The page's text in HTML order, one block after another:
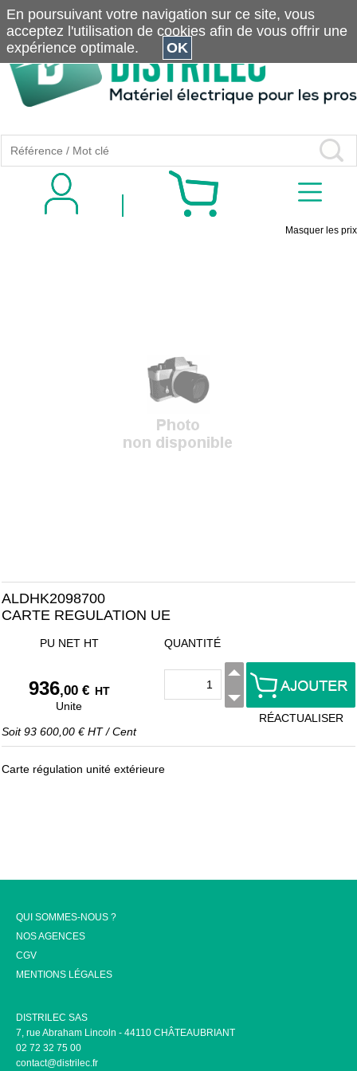
Masquer les prix
ALDHK2098700
CARTE REGULATION UE
PU NET HT
936,00 € HT
Unite
Soit93 600,00 € HT/Cent
QUANTITÉ
RÉACTUALISER
Carte régulation unité extérieure
QUI SOMMES-NOUS ?
NOS AGENCES
CGV
MENTIONS LÉGALES
DISTRILEC SAS
7, rue Abraham Lincoln - 44110 CHÂTEAUBRIANT
02 72 32 75 00
contact@distrilec.fr
En poursuivant votre navigation sur ce site, vous
acceptez l'utilisation de cookies afin de vous offrir une
expérience optimale.
OK